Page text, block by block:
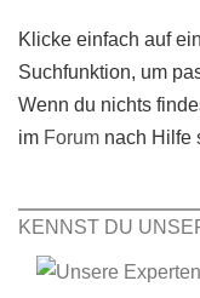
Klicke einfach auf
Suchfunktion, um
Wenn du nichts
im Forum nach Hilfe
KENNST DU